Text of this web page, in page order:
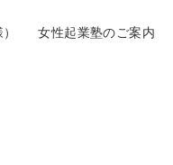
女性起業塾のご案内